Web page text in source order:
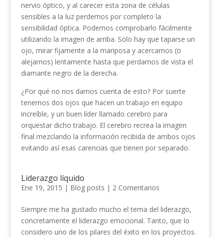
nervio óptico, y al carecer esta zona de células
sensibles a la luz perdemos por completo la
sensibilidad óptica. Podemos comprobarlo fácilmente
utilizando la imagen de arriba. Solo hay que taparse un
ojo, mirar fijamente a la mariposa y acercarnos (o
alejarnos) lentamente hasta que perdamos de vista el
diamante negro de la derecha.
¿Por qué no nos damos cuenta de esto? Por suerte
tenemos dos ojos que hacen un trabajo en equipo
increíble, y un buen líder llamado cerebro para
orquestar dicho trabajo. El cerebro recrea la imagen
final mezclando la información recibida de ambos ojos
evitando así esas carencias que tienen por separado.
Liderazgo líquido
Ene 19, 2015 | Blog posts | 2 Comentarios
Siempre me ha gustado mucho el tema del liderazgo,
concretamente el liderazgo emocional. Tanto, que lo
considero uno de los pilares del éxito en los proyectos.